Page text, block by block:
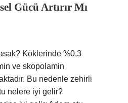
Gücü Artırır Mı
Köklerinde %0,3
ve skopolamin
Bu nedenle zehirli
nelere iyi gelir?